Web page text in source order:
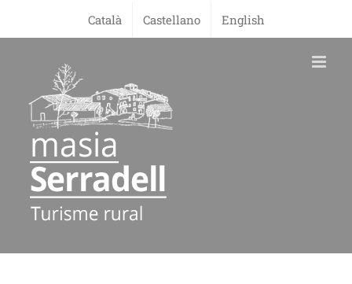
content
Català Castellano English